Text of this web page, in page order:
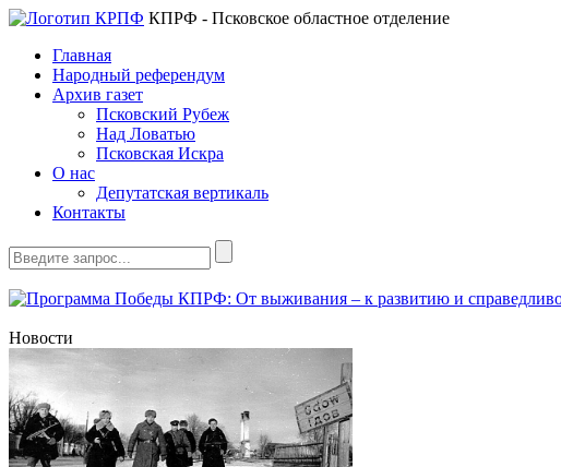
КПРФ - Псковское областное отделение
Главная
Народный референдум
Архив газет
Псковский Рубеж
Над Ловатью
Псковская Искра
О нас
Депутатская вертикаль
Контакты
Новости